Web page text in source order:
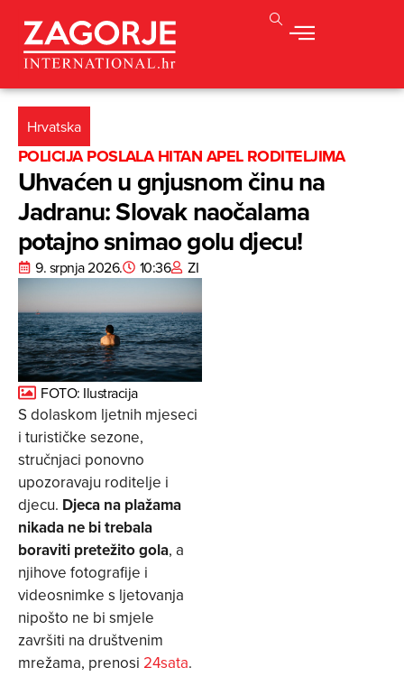
Hrvatska
POLICIJA POSLALA HITAN APEL RODITELJIMA
Uhvaćen u gnjusnom činu na
Jadranu: Slovak naočalama
potajno snimao golu djecu!
9. srpnja 2026. 10:36 ZI
FOTO: Ilustracija
S dolaskom ljetnih mjeseci
i turističke sezone,
stručnjaci ponovno
upozoravaju roditelje i
djecu. Djeca na plažama
nikada ne bi trebala
boraviti pretežito gola, a
njihove fotografije i
videosnimke s ljetovanja
nipošto ne bi smjele
završiti na društvenim
mrežama, prenosi 24sata.